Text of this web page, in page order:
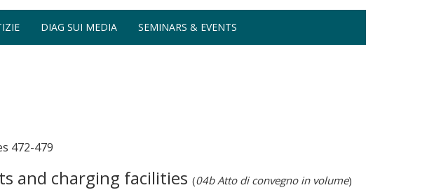
DIAG SUI MEDIA SEMINARS & EVENTS
472-479
and charging facilities (04b Atto di convegno in volume)